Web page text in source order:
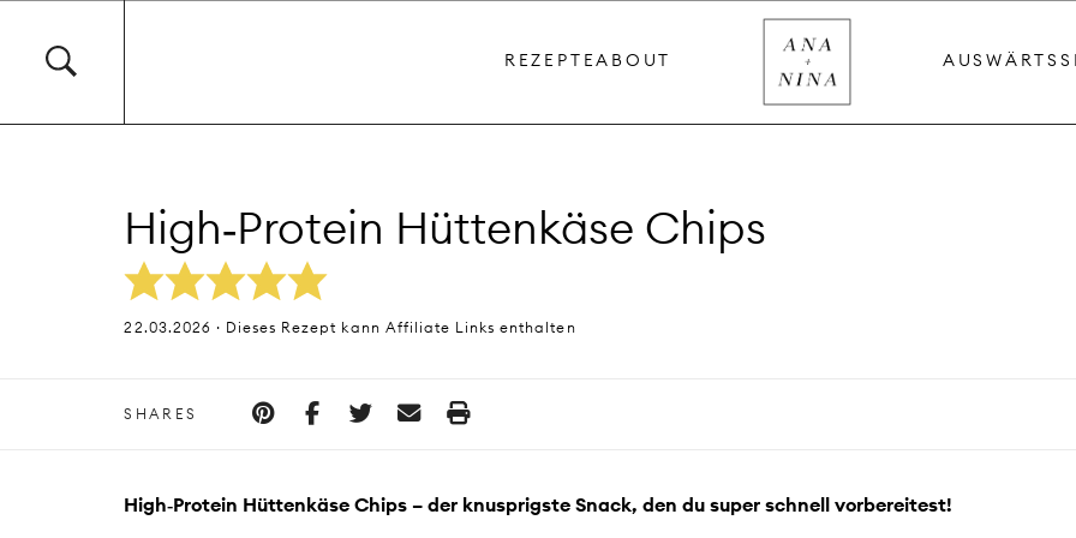
REZEPTEABOUT AUSWÄRTS
High‑Protein Hüttenkäse Chips
22.03.2026 · Dieses Rezept kann Affiliate Links enthalten
SHARES
High‑Protein Hüttenkäse Chips – der knusprigste Snack, den du super schnell vorbereitest!